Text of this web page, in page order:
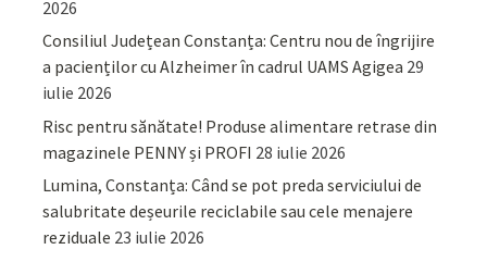
2026
Consiliul Județean Constanța: Centru nou de îngrijire
a pacienților cu Alzheimer în cadrul UAMS Agigea 29
iulie 2026
Risc pentru sănătate! Produse alimentare retrase din
magazinele PENNY și PROFI 28 iulie 2026
Lumina, Constanța: Când se pot preda serviciului de
salubritate deșeurile reciclabile sau cele menajere
reziduale 23 iulie 2026